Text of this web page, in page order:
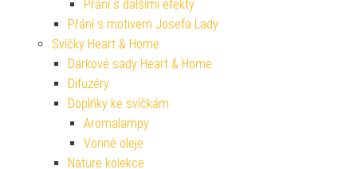
Přání s dalšími efekty
Přání s motivem Josefa Lady
Svíčky Heart & Home
Dárkové sady Heart & Home
Difuzéry
Doplňky ke svíčkám
Aromalampy
Vonné oleje
Nature kolekce